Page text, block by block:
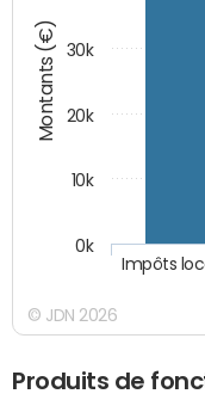
Montants (€)
Impôts
0k
10k
20k
30k
© JDN 2026
Produits de